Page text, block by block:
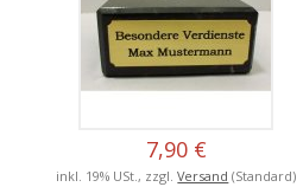
7,90 €
inkl. 19% USt., zzgl.Versand (Standard)